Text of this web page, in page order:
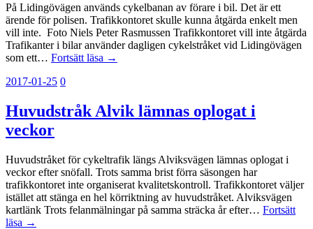
På Lidingövägen används cykelbanan av förare i bil. Det är ett
ärende för polisen. Trafikkontoret skulle kunna åtgärda enkelt men
vill inte. Foto Niels Peter Rasmussen Trafikkontoret vill inte åtgärda
Trafikanter i bilar använder dagligen cykelstråket vid Lidingövägen
som ett… Fortsätt läsa →
2017-01-25 0
Huvudstråk Alvik lämnas oplogat i
veckor
Huvudstråket för cykeltrafik längs Alviksvägen lämnas oplogat i
veckor efter snöfall. Trots samma brist förra säsongen har
trafikkontoret inte organiserat kvalitetskontroll. Trafikkontoret väljer
istället att stänga en hel körriktning av huvudstråket. Alviksvägen
kartlänk Trots felanmälningar på samma sträcka år efter… Fortsätt
läsa →